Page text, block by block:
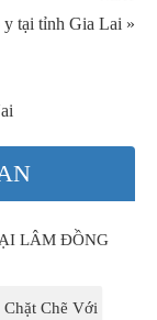
tại tỉnh Gia Lai »
LÂM ĐỒNG
Chẽ Với